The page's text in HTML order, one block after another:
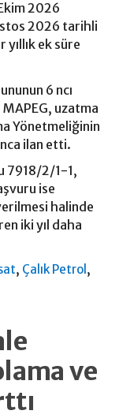
2026
2026 tarihli
ek süre
6 ncı
MAPEG, uzatma
Yönetmeliğinin
ilan etti.
7918/2/1-1,
ise
halinde
iki yıl daha
, Çalık Petrol ,
ve